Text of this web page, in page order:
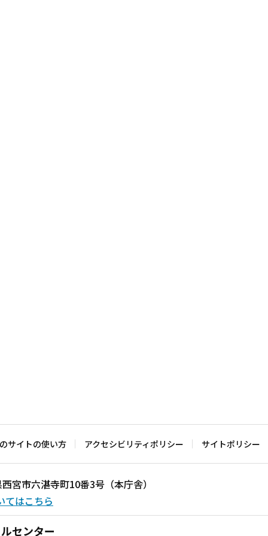
サイトの使い方 アクセシビリティポリシー サイトポリシー
宮市六湛寺町10番3号（本庁舎）
てはこちら
センター